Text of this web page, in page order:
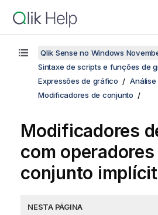
Qlik Sense no Windows
Sintaxe de scripts e funções de
Expressões de gráfico
Modificadores de conjunto
Modificadores
com operadores
conjunto
NESTA PÁGINA